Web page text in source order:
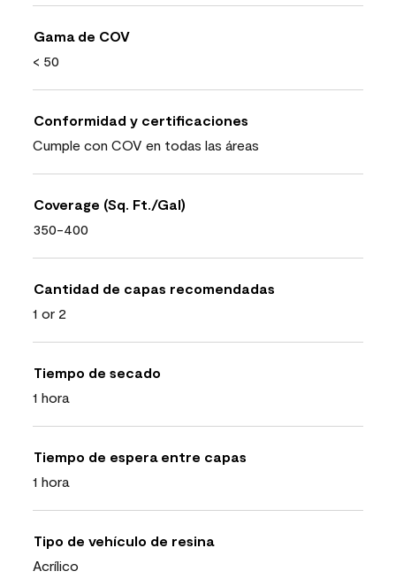
Gama de COV
< 50
Conformidad y certificaciones
Cumple con COV en todas las áreas
Coverage (Sq. Ft./Gal)
350-400
Cantidad de capas recomendadas
1 or 2
Tiempo de secado
1 hora
Tiempo de espera entre capas
1 hora
Tipo de vehículo de resina
Acrílico